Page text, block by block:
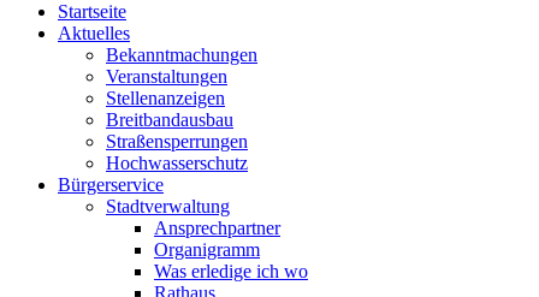
Startseite
Aktuelles
Bekanntmachungen
Veranstaltungen
Stellenanzeigen
Breitbandausbau
Straßensperrungen
Hochwasserschutz
Bürgerservice
Stadtverwaltung
Ansprechpartner
Organigramm
Was erledige ich wo
Rathaus